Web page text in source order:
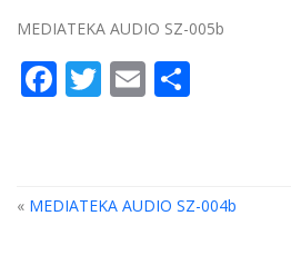
MEDIATEKA AUDIO SZ-005b
Facebook
Twitter
Email
« MEDIATEKA AUDIO SZ-004b